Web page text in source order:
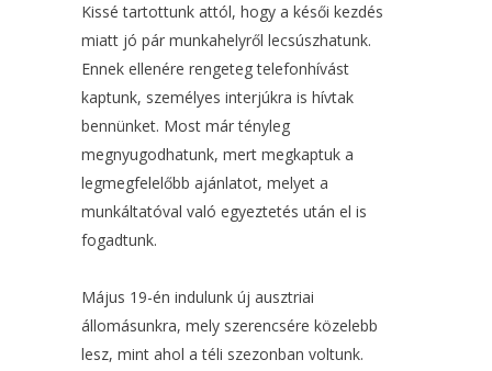
Kissé tartottunk attól, hogy a késői kezdés
miatt jó pár munkahelyről lecsúszhatunk.
Ennek ellenére rengeteg telefonhívást
kaptunk, személyes interjúkra is hívtak
bennünket. Most már tényleg
megnyugodhatunk, mert megkaptuk a
legmegfelelőbb ajánlatot, melyet a
munkáltatóval való egyeztetés után el is
fogadtunk.
Május 19-én indulunk új ausztriai
állomásunkra, mely szerencsére közelebb
lesz, mint ahol a téli szezonban voltunk.